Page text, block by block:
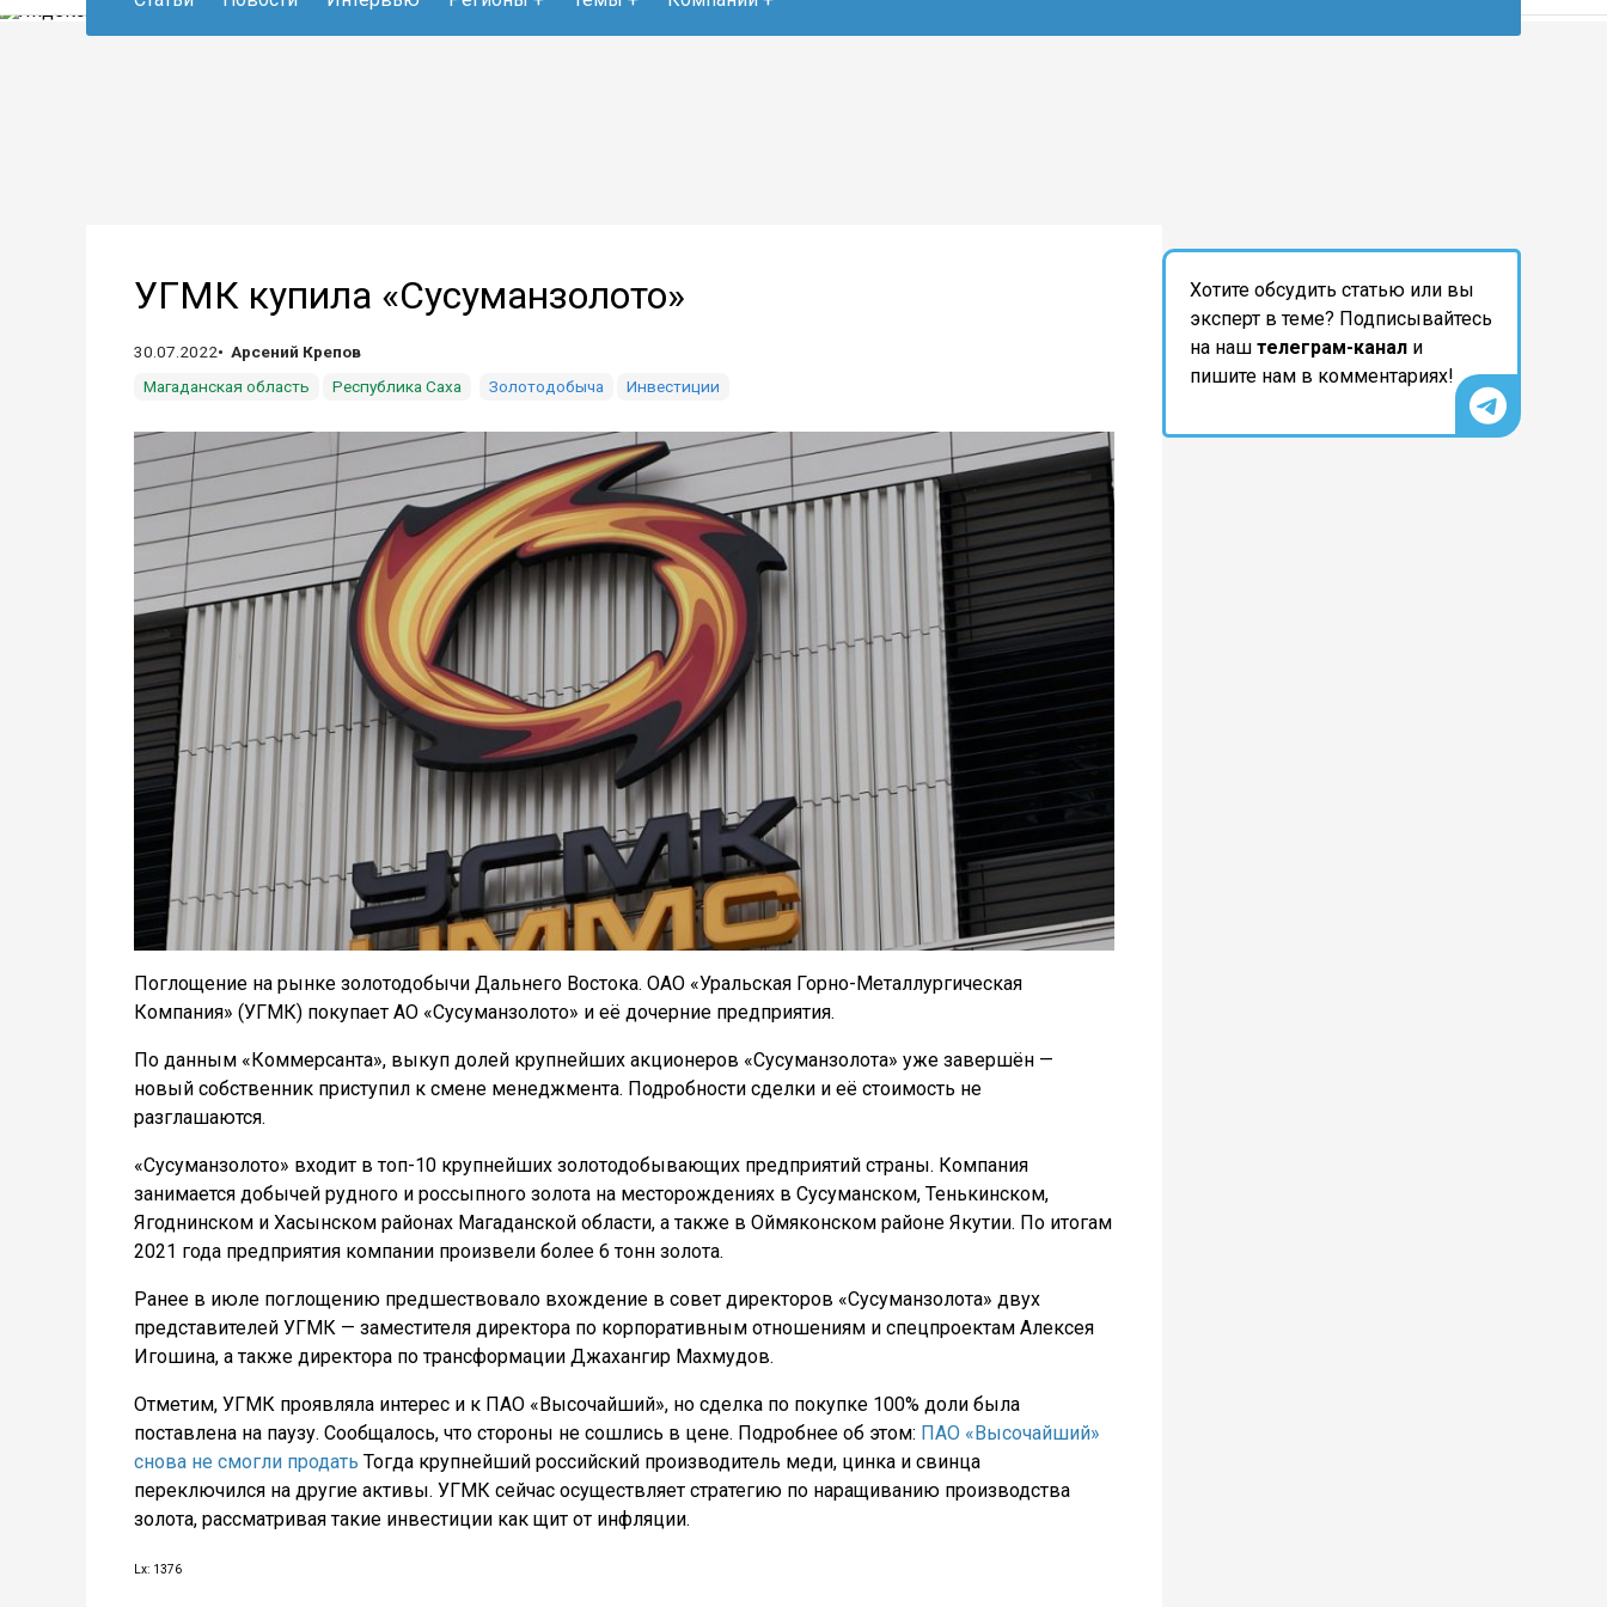
УГМК купила «Сусуманзолото»
30.07.2022
Арсений Крепов
Магаданская область
Республика Саха Золотодобыча Инвестиции
Поглощение на рынке золотодобычи Дальнего Востока. ОАО «Уральская Горно-Металлургическая
Компания» (УГМК) покупает АО «Сусуманзолото» и её дочерние предприятия.
По данным «Коммерсанта», выкуп долей крупнейших акционеров «Сусуманзолота» уже завершён —
новый собственник приступил к смене менеджмента. Подробности сделки и её стоимость не
разглашаются.
«Сусуманзолото» входит в топ-10 крупнейших золотодобывающих предприятий страны. Компания
занимается добычей рудного и россыпного золота на месторождениях в Сусуманском, Тенькинском,
Ягоднинском и Хасынском районах Магаданской области, а также в Оймяконском районе Якутии. По итогам
2021 года предприятия компании произвели более 6 тонн золота.
Ранее в июле поглощению предшествовало вхождение в совет директоров «Сусуманзолота» двух
представителей УГМК — заместителя директора по корпоративным отношениям и спецпроектам Алексея
Игошина, а также директора по трансформации Джахангир Махмудов.
Отметим, УГМК проявляла интерес и к ПАО «Высочайший», но сделка по покупке 100% доли была
поставлена на паузу. Сообщалось, что стороны не сошлись в цене. Подробнее об этом: ПАО «Высочайший»
снова не смогли продать Тогда крупнейший российский производитель меди, цинка и свинца
переключился на другие активы. УГМК сейчас осуществляет стратегию по наращиванию производства
золота, рассматривая такие инвестиции как щит от инфляции.
Lx: 1376
Хотите обсудить статью или вы
эксперт в теме? Подписывайтесь
на наш телеграм-канал и
пишите нам в комментариях!